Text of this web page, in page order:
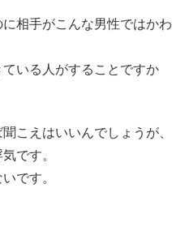
相手がこんな男性ではかわ
いる人がすることですか
こえはいいんでしょうが、
です。
です。